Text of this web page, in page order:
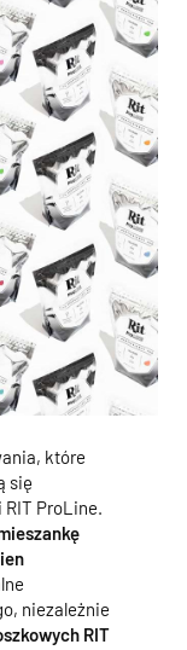
które
się
ProLine.
niezależnie
RIT